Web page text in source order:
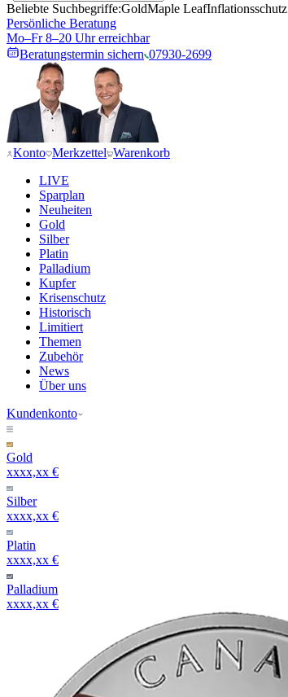
Beliebte Suchbegriffe:GoldMaple LeafInflationsschutz
Persönliche Beratung
Mo–Fr 8–20 Uhr erreichbar
Beratungstermin sichern 07930-2699
Konto Merkzettel Warenkorb
LIVE
Sparplan
Neuheiten
Gold
Silber
Platin
Palladium
Kupfer
Krisenschutz
Historisch
Limitiert
Themen
Zubehör
News
Über uns
Kundenkonto
Gold
xxxx,xx €
Silber
xxxx,xx €
Platin
xxxx,xx €
Palladium
xxxx,xx €